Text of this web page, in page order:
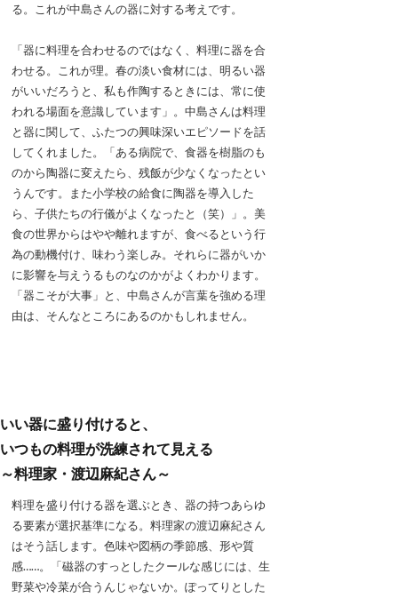
る。これが中島さんの器に対する考えです。
「器に料理を合わせるのではなく、料理に器を合
わせる。これが理。春の淡い食材には、明るい器
がいいだろうと、私も作陶するときには、常に使
われる場面を意識しています」。中島さんは料理
と器に関して、ふたつの興味深いエピソードを話
してくれました。「ある病院で、食器を樹脂のも
のから陶器に変えたら、残飯が少なくなったとい
うんです。また小学校の給食に陶器を導入した
ら、子供たちの行儀がよくなったと（笑）」。美
食の世界からはやや離れますが、食べるという行
為の動機付け、味わう楽しみ。それらに器がいか
に影響を与えうるものなのかがよくわかります。
「器こそが大事」と、中島さんが言葉を強める理
由は、そんなところにあるのかもしれません。
いい器に盛り付けると、
いつもの料理が洗練されて見える
～料理家・渡辺麻紀さん～
料理を盛り付ける器を選ぶとき、器の持つあらゆ
る要素が選択基準になる。料理家の渡辺麻紀さん
はそう話します。色味や図柄の季節感、形や質
感……。「磁器のすっとしたクールな感じには、生
野菜や冷菜が合うんじゃないか。ぽってりとした